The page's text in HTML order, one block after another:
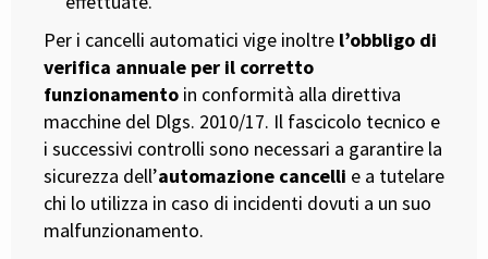
Per i cancelli automatici vige inoltre l’obbligo di
verifica annuale per il corretto
funzionamento in conformità alla direttiva
macchine del Dlgs. 2010/17. Il fascicolo tecnico e
i successivi controlli sono necessari a garantire la
sicurezza dell’automazione cancelli e a tutelare
chi lo utilizza in caso di incidenti dovuti a un suo
malfunzionamento.